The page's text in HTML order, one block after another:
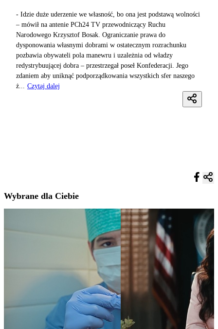
- Idzie duże uderzenie we własność, bo ona jest podstawą wolności
– mówił na antenie PCh24 TV przewodniczący Ruchu
Narodowego Krzysztof Bosak. Ograniczanie prawa do
dysponowania własnymi dobrami w ostatecznym rozrachunku
pozbawia obywateli pola manewru i uzależnia od władzy
redystrybuującej dobra – przestrzegał poseł Konfederacji. Jego
zdaniem aby uniknąć podporządkowania wszystkich sfer naszego
ż...
Czytaj dalej
Wybrane dla Ciebie